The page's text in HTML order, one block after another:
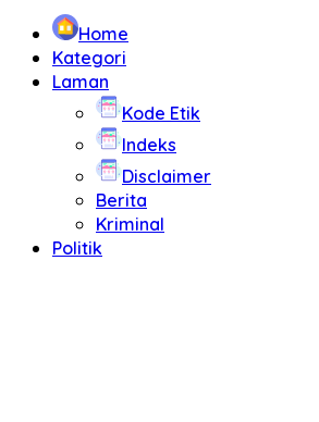
Home
Kategori
Laman
Kode Etik
Indeks
Disclaimer
Berita
Kriminal
Politik